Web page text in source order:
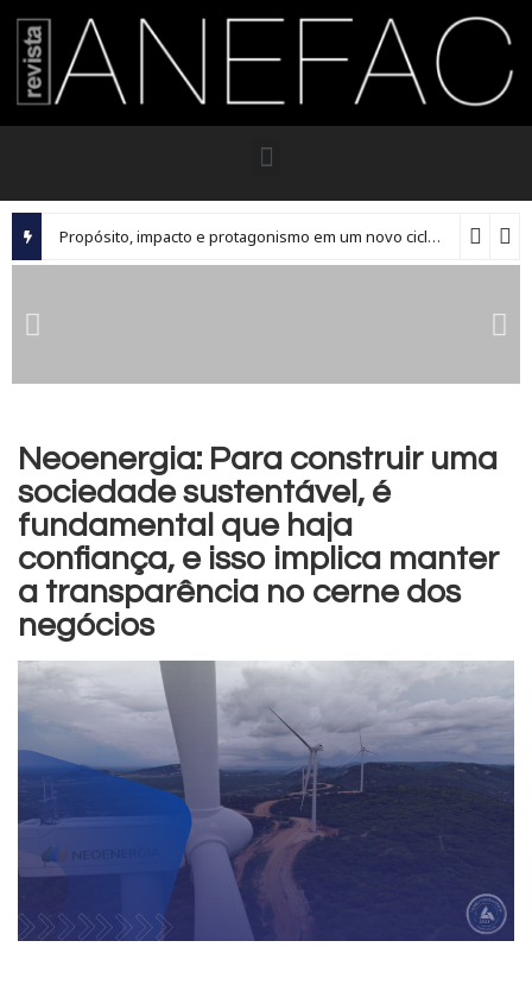
Propósito, impacto e protagonismo em um novo ciclo para os executivos brasileiros
Neoenergia: Para construir uma
sociedade sustentável, é
fundamental que haja
confiança, e isso implica manter
a transparência no cerne dos
negócios